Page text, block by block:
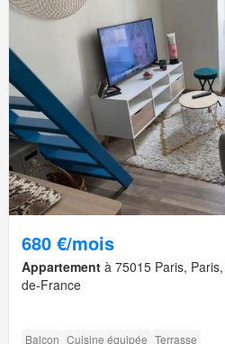
680 €/mois
Appartement à 75015 Paris,
de-France
Balcon Cuisine équipée Terrasse